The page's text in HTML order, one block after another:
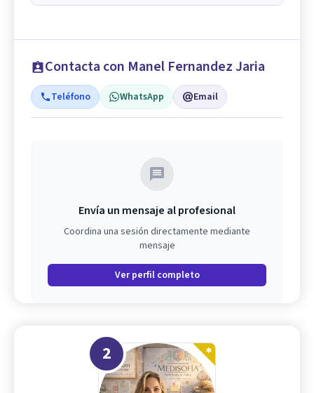
Contacta con Manel Fernandez Jaria
Teléfono WhatsApp Email
Envía un mensaje al profesional
Coordina una sesión directamente mediante
mensaje
Ver perfil completo
2